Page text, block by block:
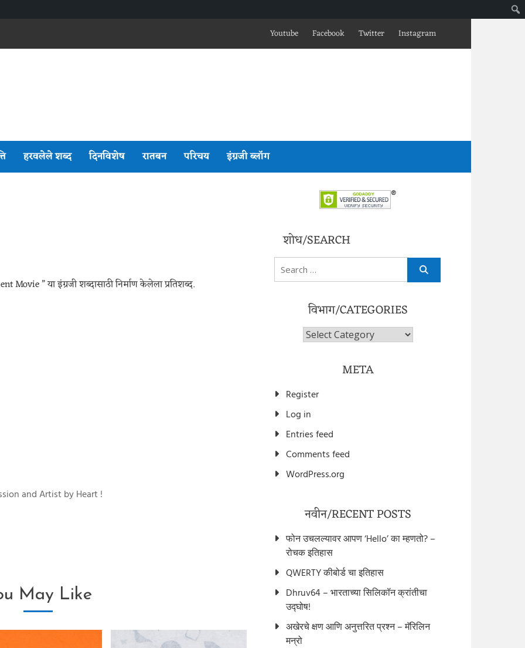
Youtube Facebook Twitter Instagram
हरवलेले शब्द दिनविशेष रातबन परिचय इंग्रजी ब्लॉग
Movie ” या इंग्रजी शब्दासाठी निर्माण केलेला प्रतिशब्द.
and Artist by Heart !
May Like
शोध/SEARCH
Search
for:
विभाग/CATEGORIES
विभाग/Categories
META
Register
Log in
Entries feed
Comments feed
WordPress.org
नवीन/RECENT POSTS
फोन उचलल्यावर आपण ‘Hello’ का म्हणतो? –
रोचक इतिहास
QWERTY कीबोर्ड चा इतिहास
Dhruv64 – भारताच्या सिलिकॉन क्रांतीचा
उद्घोष!
अखेरचे क्षण आणि अनुत्तरित प्रश्न – मॅरिलिन
मन्रो